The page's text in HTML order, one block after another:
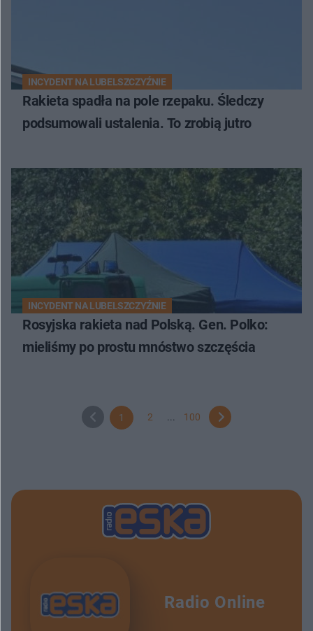
INCYDENT NA LUBELSZCZYŹNIE
Rakieta spadła na pole rzepaku. Śledczy
podsumowali ustalenia. To zrobią jutro
INCYDENT NA LUBELSZCZYŹNIE
Rosyjska rakieta nad Polską. Gen. Polko:
mieliśmy po prostu mnóstwo szczęścia
1 2 100
Radio Online